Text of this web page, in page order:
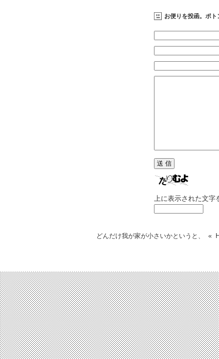
お便りを投函。ポト
上に表示された文
どんだけ我が家が小さいかというと、 «